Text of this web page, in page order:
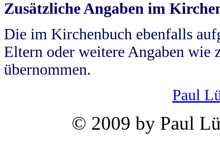
Zusätzliche Angaben im
Die im Kirchenbuch ebenfalls
Eltern oder weitere Angaben wie
übernommen.
Paul
© 2009 by Paul